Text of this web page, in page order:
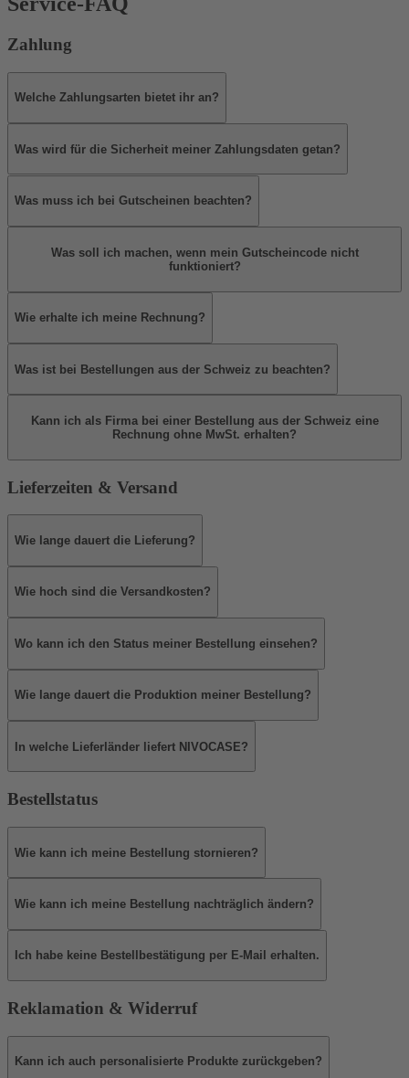
Zahlung
Welche Zahlungsarten bietet ihr an?
Was wird für die Sicherheit meiner Zahlungsdaten getan?
Was muss ich bei Gutscheinen beachten?
Was soll ich machen, wenn mein Gutscheincode nicht
funktioniert?
Wie erhalte ich meine Rechnung?
Was ist bei Bestellungen aus der Schweiz zu beachten?
Kann ich als Firma bei einer Bestellung aus der Schweiz eine
Rechnung ohne MwSt. erhalten?
Lieferzeiten & Versand
Wie lange dauert die Lieferung?
Wie hoch sind die Versandkosten?
Wo kann ich den Status meiner Bestellung einsehen?
Wie lange dauert die Produktion meiner Bestellung?
In welche Lieferländer liefert NIVOCASE?
Bestellstatus
Wie kann ich meine Bestellung stornieren?
Wie kann ich meine Bestellung nachträglich ändern?
Ich habe keine Bestellbestätigung per E-Mail erhalten.
Reklamation & Widerruf
Kann ich auch personalisierte Produkte zurückgeben?